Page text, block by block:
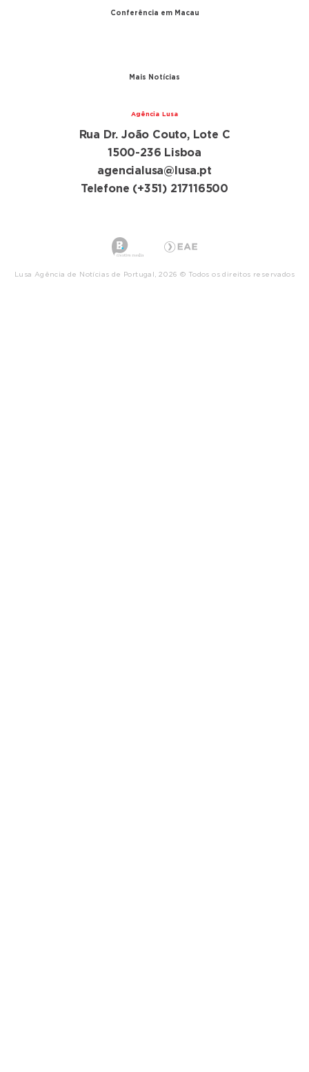
Conferência em Macau
Mais Notícias
Agência Lusa
Rua Dr. João Couto, Lote C
1500-236 Lisboa
agencialusa@lusa.pt
Telefone (+351) 217116500
Lusa Agência de Notícias de Portugal, 2026 © Todos os direitos reservados